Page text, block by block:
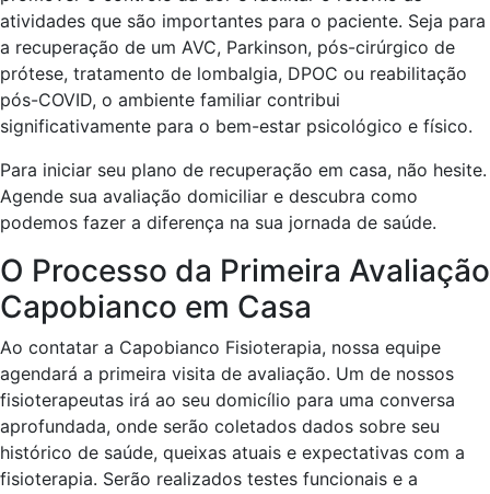
atividades que são importantes para o paciente. Seja para
a recuperação de um AVC, Parkinson, pós-cirúrgico de
prótese, tratamento de lombalgia, DPOC ou reabilitação
pós-COVID, o ambiente familiar contribui
significativamente para o bem-estar psicológico e físico.
Para iniciar seu plano de recuperação em casa, não hesite.
Agende sua avaliação domiciliar e descubra como
podemos fazer a diferença na sua jornada de saúde.
O Processo da Primeira Avaliação
Capobianco em Casa
Ao contatar a Capobianco Fisioterapia, nossa equipe
agendará a primeira visita de avaliação. Um de nossos
fisioterapeutas irá ao seu domicílio para uma conversa
aprofundada, onde serão coletados dados sobre seu
histórico de saúde, queixas atuais e expectativas com a
fisioterapia. Serão realizados testes funcionais e a